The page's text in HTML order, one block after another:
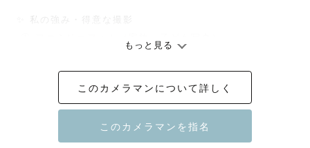
✨ 私の強み・得意な撮影
があるため、人見知りのお子様や、じっとしているのが苦
手なお子様への対応もお任せください。
とにかく少ないママとのショット。とにかくママを可愛く
撮りたいというのをモットーにしております！
もっと見る
このカメラマンについて詳しく